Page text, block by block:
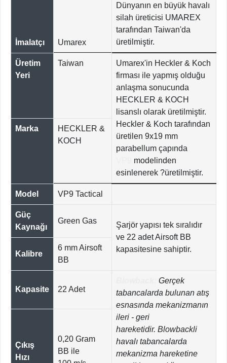
İmalatçı Umarex
Dünyanın en büyük havalı
silah üreticisi UMAREX
tarafından Taiwan'da
üretilmiştir.
Üretim
Yeri
Taiwan
Umarex'in Heckler & Koch
firması ile yapmış olduğu
anlaşma sonucunda
HECKLER & KOCH
lisanslı olarak üretilmiştir.
Heckler & Koch tarafından
üretilen 9x19 mm
parabellum çapında
modelinden
esinlenerek ?üretilmiştir.
Marka
HECKLER &
KOCH
Model VP9 Tactical
Güç
Kaynağı
Green Gas
Şarjör yapısı tek sıralıdır
ve 22 adet Airsoft BB
kapasitesine sahiptir.
Kalibre
6 mm Airsoft
BB
Kapasite 22 Adet
Gerçek
tabancalarda bulunan atış
esnasında mekanizmanın
ileri - geri
hareketidir. Blowbackli
havalı tabancalarda
mekanizma hareketine
Çıkış
Hızı
0,20 Gram
BB ile